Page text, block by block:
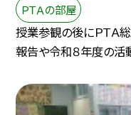
ＰＴＡの部屋
授業参観の後にＰＴＡ
報告や令和８年度の活